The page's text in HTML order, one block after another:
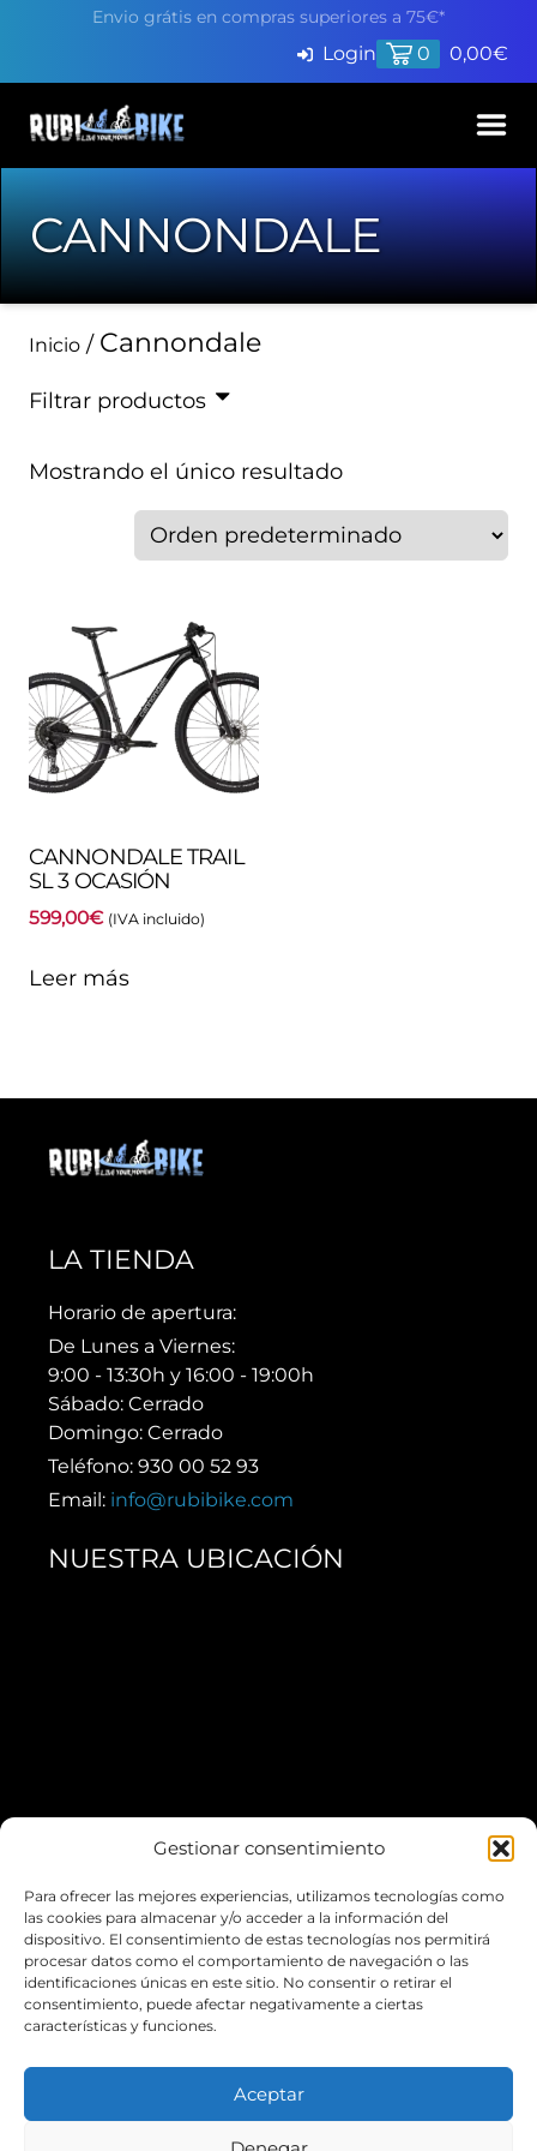
Gestionar consentimiento
Para ofrecer las mejores experiencias, utilizamos tecnologías como
las cookies para almacenar y/o acceder a la información del
dispositivo. El consentimiento de estas tecnologías nos permitirá
procesar datos como el comportamiento de navegación o las
identificaciones únicas en este sitio. No consentir o retirar el
consentimiento, puede afectar negativamente a ciertas
características y funciones.
Aceptar
Envio grátis en compras superiores a 75€*
Login 0 0,00€
Productos
Servicios
Pide cita en Taller
Finaciación
CANNONDALE
Inicio / Cannondale
Filtrar productos
Mostrando el único resultado
CANNONDALE TRAIL
SL 3 OCASIÓN
599,00€ (IVA incluido)
Leer más
LA TIENDA
Horario de apertura:
De Lunes a Viernes:
9:00 - 13:30h y 16:00 - 19:00h
Sábado: Cerrado
Domingo: Cerrado
Teléfono: 930 00 52 93
Email: info@rubibike.com
NUESTRA UBICACIÓN
*Puedes aparcar fácilmente en elEscardivol
LA WEB
POLÍTICA DE COOKIES
POLÍTICA DE PRIVACIDAD
ENVIOS Y ENTREGAS